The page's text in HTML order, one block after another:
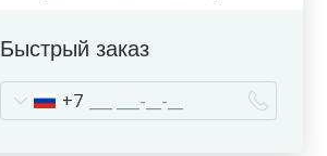
Быстрый заказ
+7